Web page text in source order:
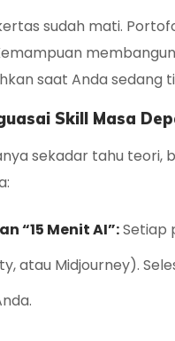
sudah mati.
saat Anda sedang
Skill Masa
sekadar tahu
“15 Menit AI”:Setiap
atau Midjourney).